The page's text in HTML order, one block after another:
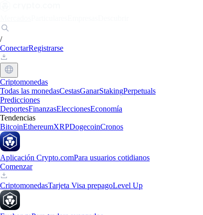
/
ConectarRegistrarse
Criptomonedas
Todas las monedasCestasGanarStakingPerpetuals
Predicciones
DeportesFinanzasEleccionesEconomía
Tendencias
BitcoinEthereumXRPDogecoinCronos
Aplicación Crypto.comPara usuarios cotidianos
Comenzar
CriptomonedasTarjeta Visa prepagoLevel Up